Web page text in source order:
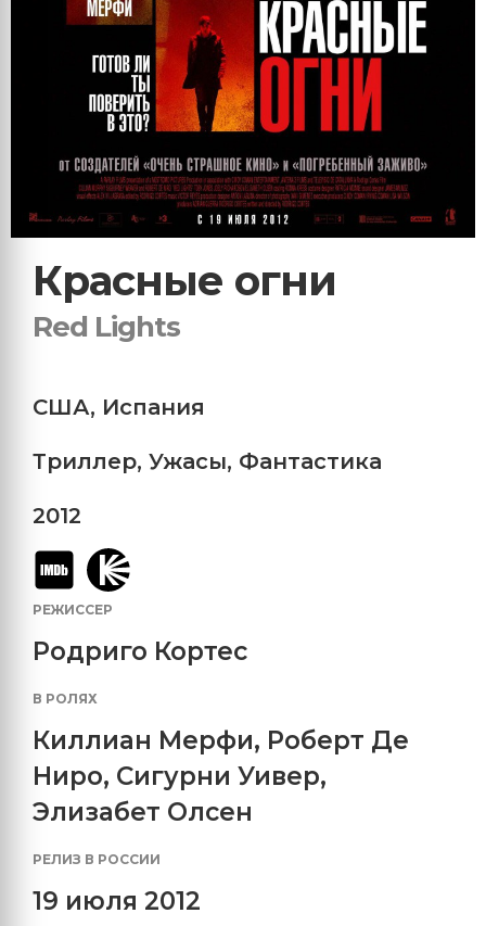
Красные огни
Red Lights
США, Испания
Триллер, Ужасы, Фантастика
2012
РЕЖИССЕР
Родриго Кортес
В РОЛЯХ
Киллиан Мерфи, Роберт Де
Ниро, Сигурни Уивер,
Элизабет Олсен
РЕЛИЗ В РОССИИ
19 июля 2012